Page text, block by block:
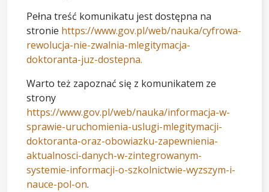
Pełna treść komunikatu jest dostępna na
stronie https://www.gov.pl/web/nauka/cyfrowa-
rewolucja-nie-zwalnia-mlegitymacja-
doktoranta-juz-dostepna.
Warto też zapoznać się z komunikatem ze
strony
https://www.gov.pl/web/nauka/informacja-w-
sprawie-uruchomienia-uslugi-mlegitymacji-
doktoranta-oraz-obowiazku-zapewnienia-
aktualnosci-danych-w-zintegrowanym-
systemie-informacji-o-szkolnictwie-wyzszym-i-
nauce-pol-on.